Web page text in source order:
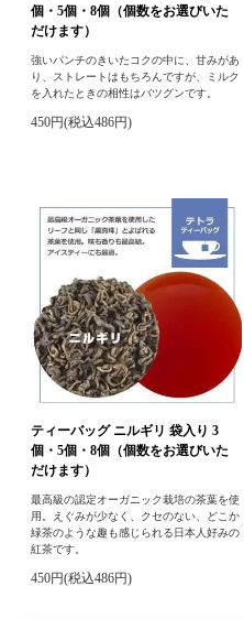
個・5個・8個（個数をお選びいた
だけます）
強いパンチのきいたコクの中に、甘みがあ
り、ストレートはもちろんですが、ミルク
を入れたときの相性はバツグンです。
450円(税込486円)
ティーバッグ ニルギリ 袋入り 3
個・5個・8個（個数をお選びいた
だけます）
最高級の認定オーガニック栽培の茶葉を使
用。えぐみが少なく、クセのない、どこか
緑茶のような趣も感じられる日本人好みの
紅茶です。
450円(税込486円)